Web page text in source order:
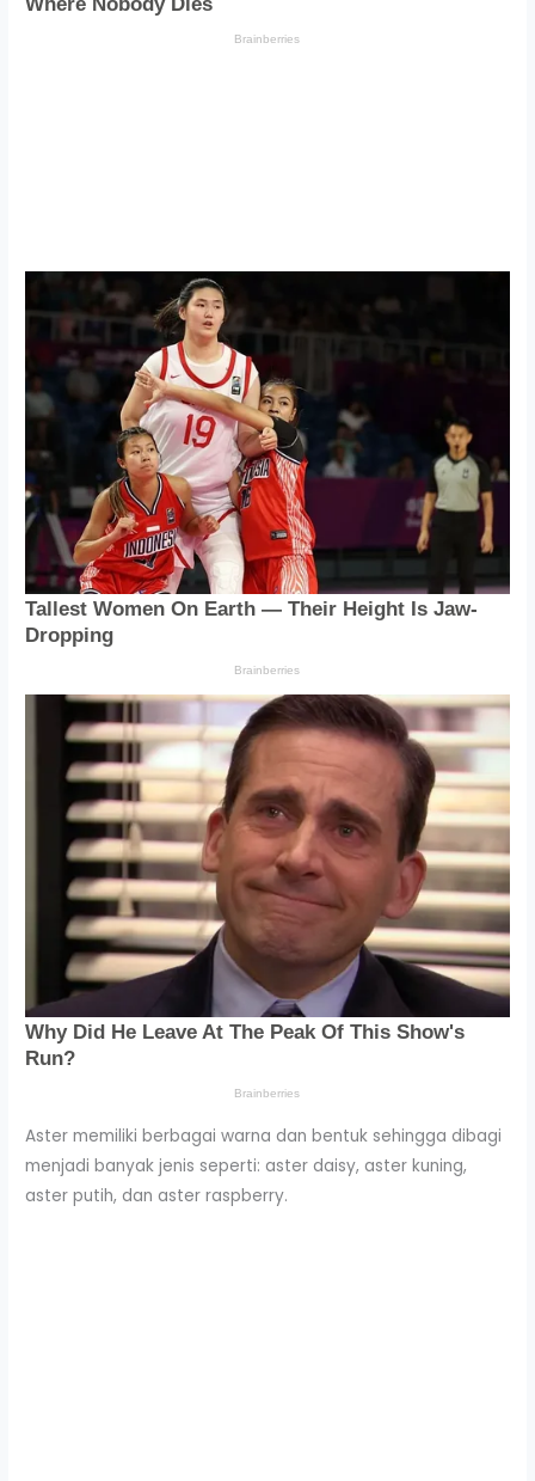
Aster memiliki berbagai warna dan bentuk sehingga dibagi
menjadi banyak jenis seperti: aster daisy, aster kuning,
aster putih, dan aster raspberry.